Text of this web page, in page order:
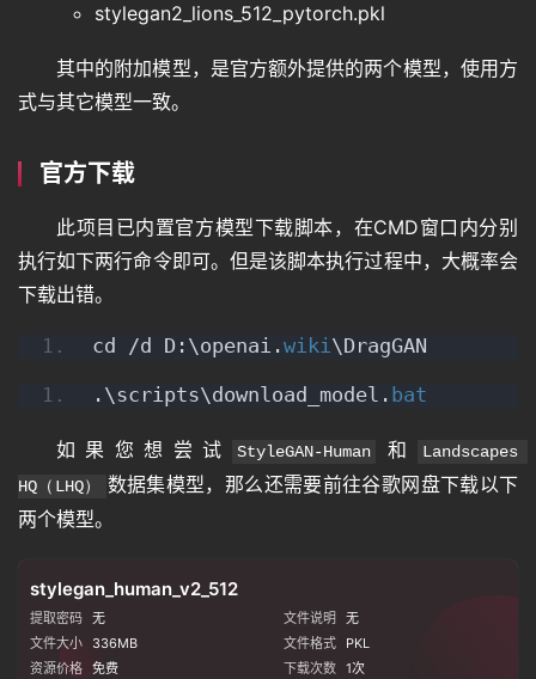
stylegan2_lions_512_pytorch.pkl
其中的附加模型，是官方额外提供的两个模型，使用方
式与其它模型一致。
官方下载
此项目已内置官方模型下载脚本，在CMD窗口内分别
执行如下两行命令即可。但是该脚本执行过程中，大概率会
下载出错。
cd /d D:\openai.wiki\DragGAN
.\scripts\download_model. bat
如果您想尝试 StyleGAN-Human 和
Landscapes
HQ（LHQ）
数据集模型，那么还需要前往谷歌网盘下载以下
两个模型。
stylegan_human_v2_512
提取密码 无 文件说明
无
文件大小
336MB 文件格式
PKL
资源价格 免费 下载次数 1次